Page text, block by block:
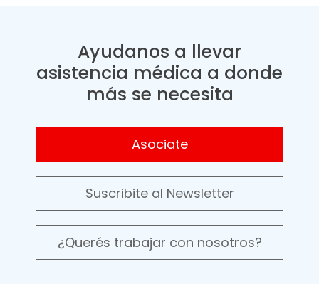
Ayudanos a llevar
asistencia médica a donde
más se necesita
Asociate
Suscribite al Newsletter
¿Querés trabajar con nosotros?